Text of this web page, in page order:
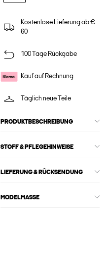
Kostenlose Lieferung ab €
60
100 Tage Rückgabe
Kauf auf Rechnung
Täglich neue Teile
PRODUKTBESCHREIBUNG
STOFF & PFLEGEHINWEISE
LIEFERUNG & RÜCKSENDUNG
MODELMASSE